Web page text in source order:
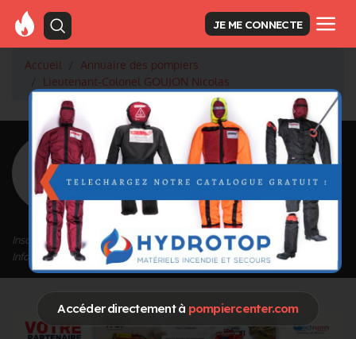
Accéder directement à pompiercenter.com
JE ME CONNECTE
Accueil
Annuaire des pompiers
Lieutenant-Colonel GOUJON Nicolas
<Retour à la liste des pompiers
GOUJON
Nicolas
Grade : Lieutenant-Colonel
Inscrit depuis le 10/09/2020 à 22:41
Informations mises à jour le 10/09/2020 à 22:41